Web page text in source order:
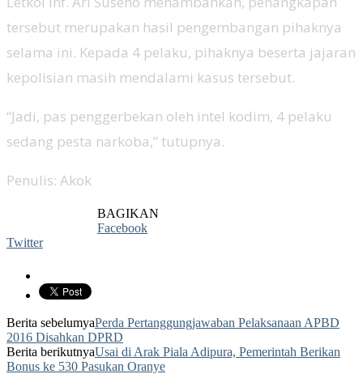
tersebut merupakan hasil pengembangan pihaknya
selama ini. Kepada 4 pelaku, pihaknya beserta jajaran
kepolisian masih mendalami kasus tersebut.
“Jadi, pas penggerbekan oleh intel kodim, 4 pelaku
sedang pesta narkoba,” tutupnya.
Penulis: Akok
BAGIKAN
Facebook
Twitter
Berita sebelumyaPerda Pertanggungjawaban Pelaksanaan APBD
2016 Disahkan DPRD
Berita berikutnyaUsai di Arak Piala Adipura, Pemerintah Berikan
Bonus ke 530 Pasukan Oranye